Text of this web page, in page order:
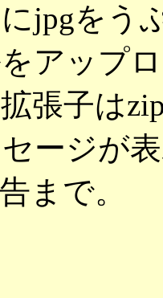
jpgをう
をアップ
張子は
ージが
まで。